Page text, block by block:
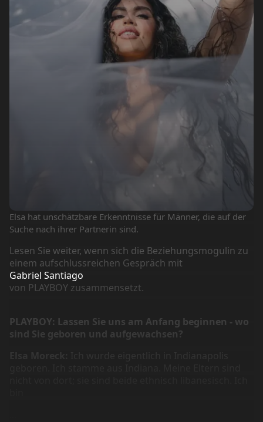
Elsa hat unschätzbare Erkenntnisse für Männer, die auf der
Suche nach ihrer Partnerin sind.
Lesen Sie weiter, wenn sich die Beziehungsmogulin zu
einem aufschlussreichen Gespräch mit
Gabriel Santiago
von PLAYBOY zusammensetzt.
PLAYBOY: Lassen Sie uns am Anfang beginnen - wo
sind Sie geboren und aufgewachsen?